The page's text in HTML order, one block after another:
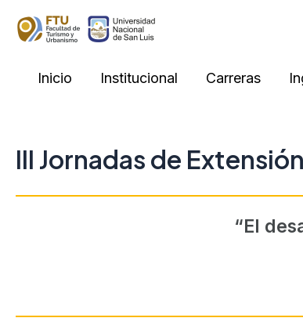
Inicio
Institucional Carreras
III Jornadas de
“El